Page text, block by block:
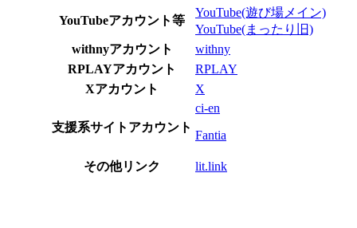
YouTubeアカウント等
YouTube(遊び場メイン)
YouTube(まったり旧)
withnyアカウント
withny
RPLAYアカウント
RPLAY
Xアカウント
X
支援系サイトアカウント
ci-en
Fantia
その他リンク lit.link